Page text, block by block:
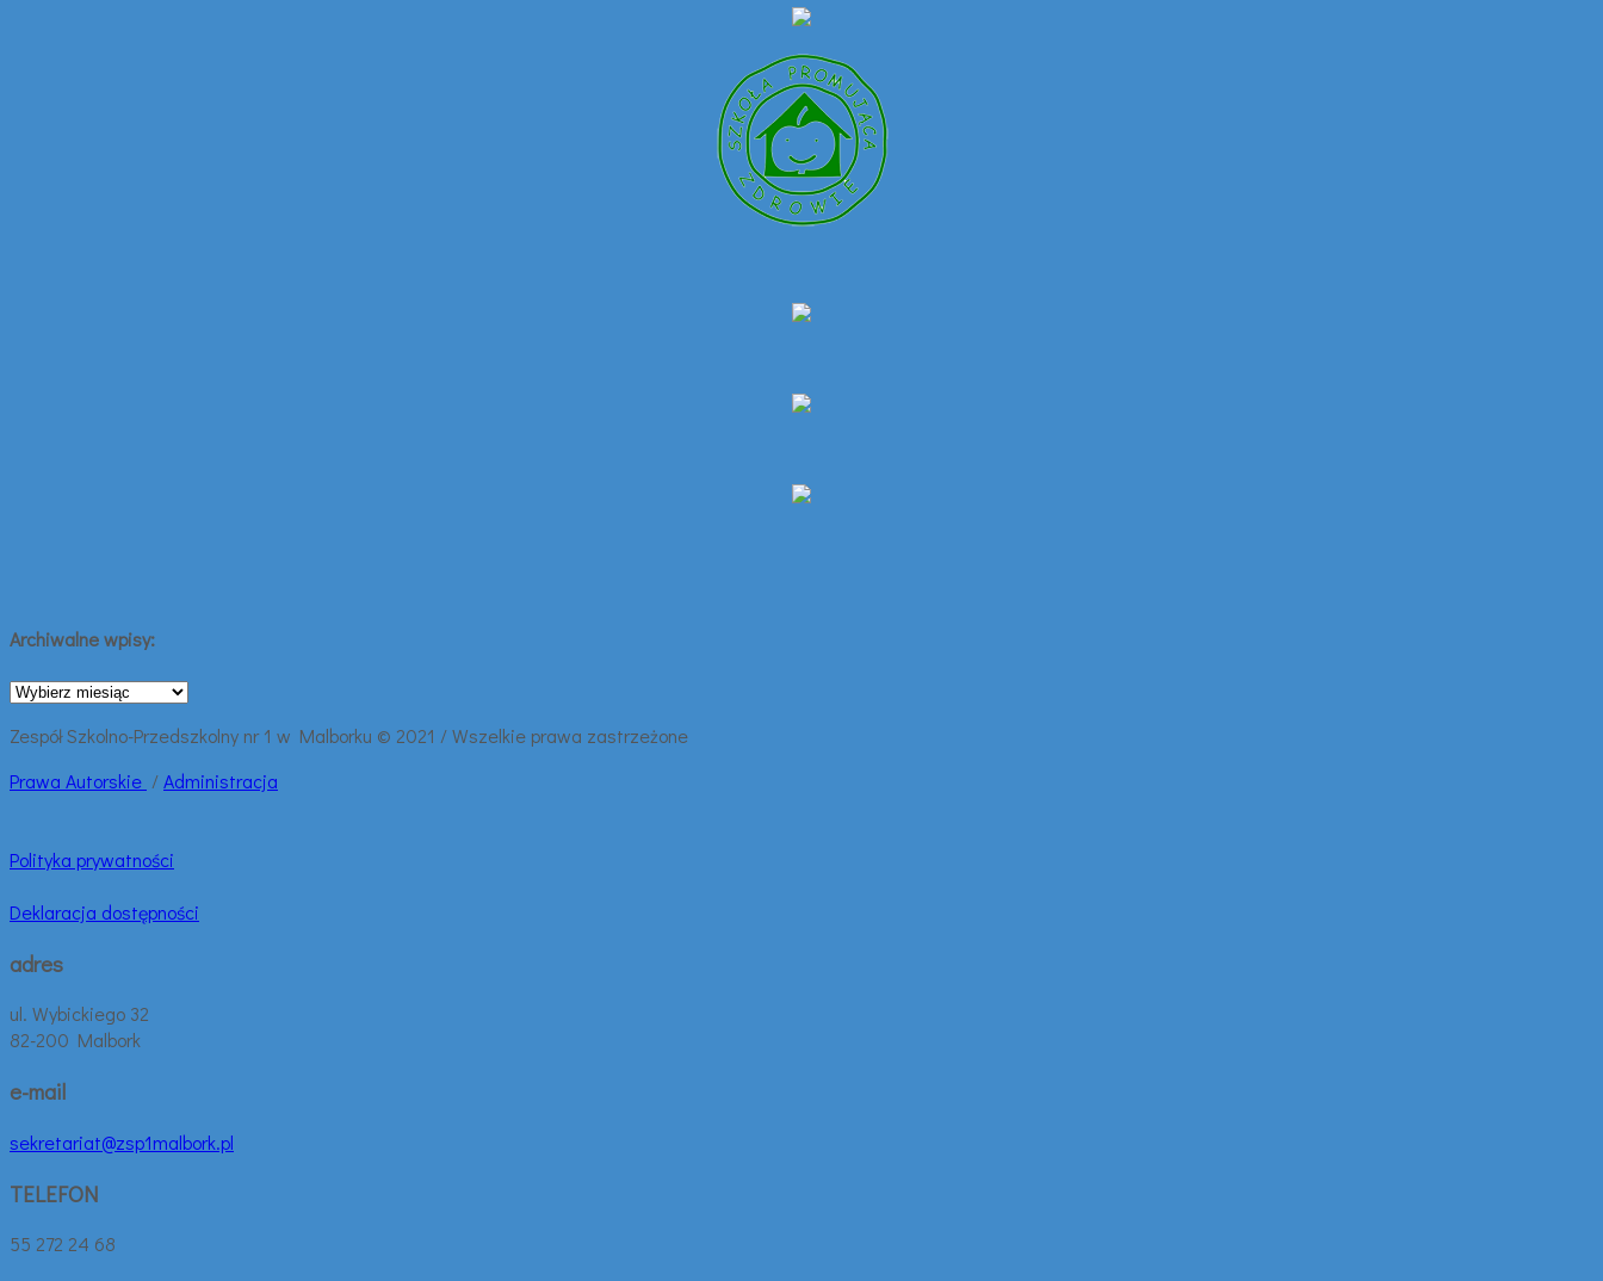
Archiwalne wpisy:
Archiwalne
Zespół Szkolno-Przedszkolny nr 1 w Malborku © 2021 / Wszelkie prawa zastrzeżone
Prawa Autorskie /Administracja
Polityka prywatności
Deklaracja dostępności
adres
ul. Wybickiego 32
82-200 Malbork
e-mail
sekretariat@zsp1malbork.pl
TELEFON
55 272 24 68